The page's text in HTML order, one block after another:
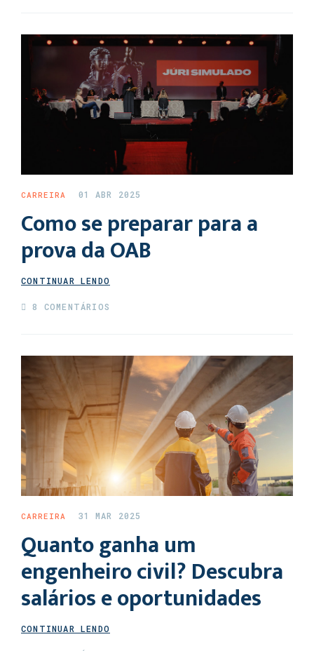
CARREIRA 01 ABR 2025
Como se preparar para a
prova da OAB
CONTINUAR LENDO
8 COMENTÁRIOS
CARREIRA 31 MAR 2025
Quanto ganha um
engenheiro civil? Descubra
salários e oportunidades
CONTINUAR LENDO